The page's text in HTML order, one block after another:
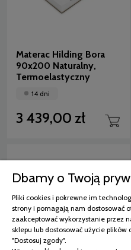
Materac Hilding Bora
90x200 Naturalny,
Termoelastyczny
14 dni
3 439,00 zł
Dbamy o Twoją
Pliki cookies i pokrewne im
strony i pomagają nam dostosować
zaakceptować wykorzystanie przez
sklepu lub dostosować użycie
"Dostosuj zgody".